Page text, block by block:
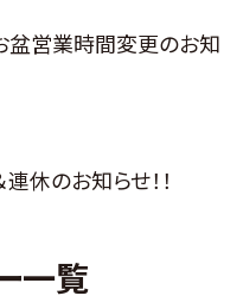
盆営業時間変更のお知
休のお知らせ！！
一覧